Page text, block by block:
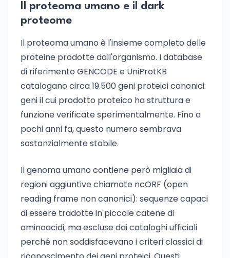
Il proteoma umano e il dark
proteome
Il proteoma umano è l'insieme completo delle
proteine prodotte dall'organismo. I database
di riferimento GENCODE e UniProtKB
catalogano circa 19.500 geni proteici canonici:
geni il cui prodotto proteico ha struttura e
funzione verificate sperimentalmente. Fino a
pochi anni fa, questo numero sembrava
sostanzialmente stabile.
Il genoma umano contiene però migliaia di
regioni aggiuntive chiamate ncORF (open
reading frame non canonici): sequenze capaci
di essere tradotte in piccole catene di
aminoacidi, ma escluse dai cataloghi ufficiali
perché non soddisfacevano i criteri classici di